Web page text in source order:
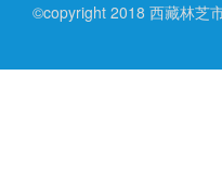
©copyright 2018 西藏林芝